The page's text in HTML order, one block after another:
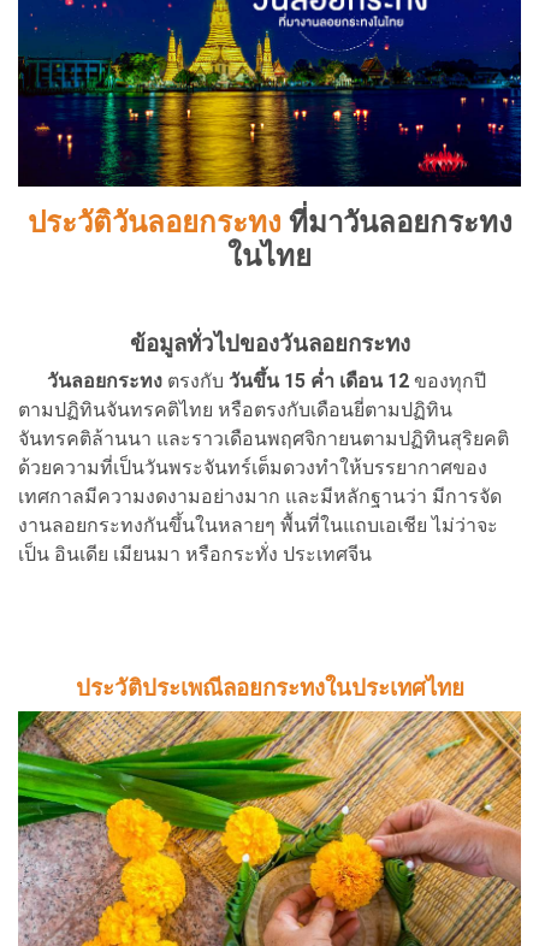
ประวัติวันลอยกระทง ที่มาวันลอยกระทง
ในไทย
ข้อมูลทั่วไปของวันลอยกระทง
วันลอยกระทง ตรงกับ วันขึ้น 15 ค่ำ เดือน 12 ของทุกปี
ตามปฏิทินจันทรคติไทย หรือตรงกับเดือนยี่ตามปฏิทิน
จันทรคติล้านนา และราวเดือนพฤศจิกายนตามปฏิทินสุริยคติ
ด้วยความที่เป็นวันพระจันทร์เต็มดวงทำให้บรรยากาศของ
เทศกาลมีความงดงามอย่างมาก และมีหลักฐานว่า มีการจัด
งานลอยกระทงกันขึ้นในหลายๆ พื้นที่ในแถบเอเชีย ไม่ว่าจะ
เป็น อินเดีย เมียนมา หรือกระทั่ง ประเทศจีน
ประวัติประเพณีลอยกระทงในประเทศไทย